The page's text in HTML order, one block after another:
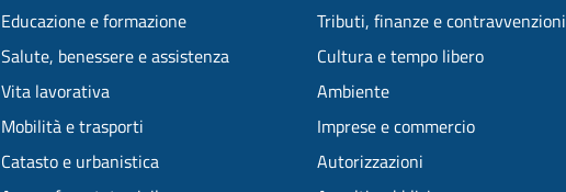
Educazione e formazione
Salute, benessere e assistenza
Vita lavorativa
Mobilità e trasporti
Catasto e urbanistica
Tributi, finanze e contravvenzioni
Cultura e tempo libero
Ambiente
Imprese e commercio
Autorizzazioni